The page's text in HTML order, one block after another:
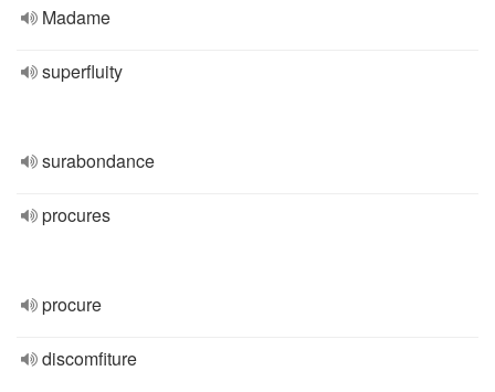
Madame
superfluity
surabondance
procures
procure
discomfiture